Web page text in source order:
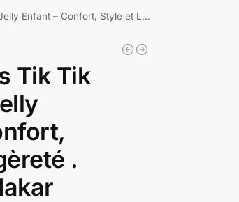
Style et Légèreté . Maternita dakar
Tik Tik
.